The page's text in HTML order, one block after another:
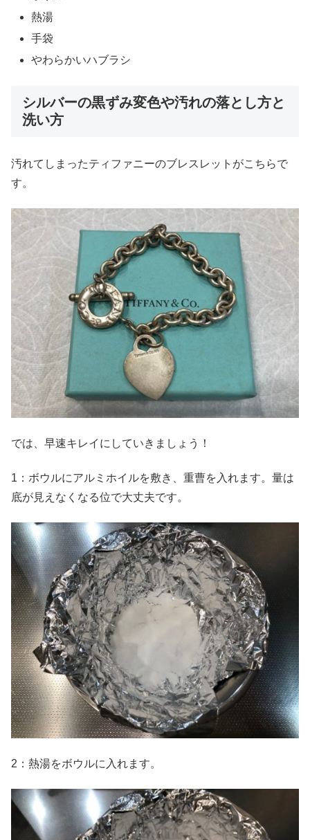
熱湯
手袋
やわらかいハブラシ
シルバーの黒ずみ変色や汚れの落とし方と
洗い方
汚れてしまったティファニーのブレスレットがこちらで
す。
では、早速キレイにしていきましょう！
1：ボウルにアルミホイルを敷き、重曹を入れます。量は
底が見えなくなる位で大丈夫です。
2：熱湯をボウルに入れます。